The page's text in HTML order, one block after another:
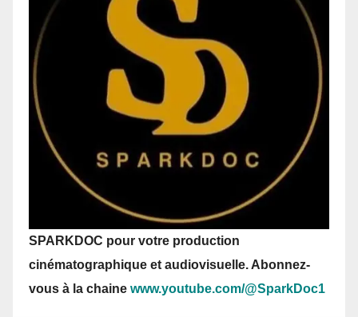
SPARKDOC pour votre production
cinématographique et audiovisuelle. Abonnez-
vous à la chaine www.youtube.com/@SparkDoc1